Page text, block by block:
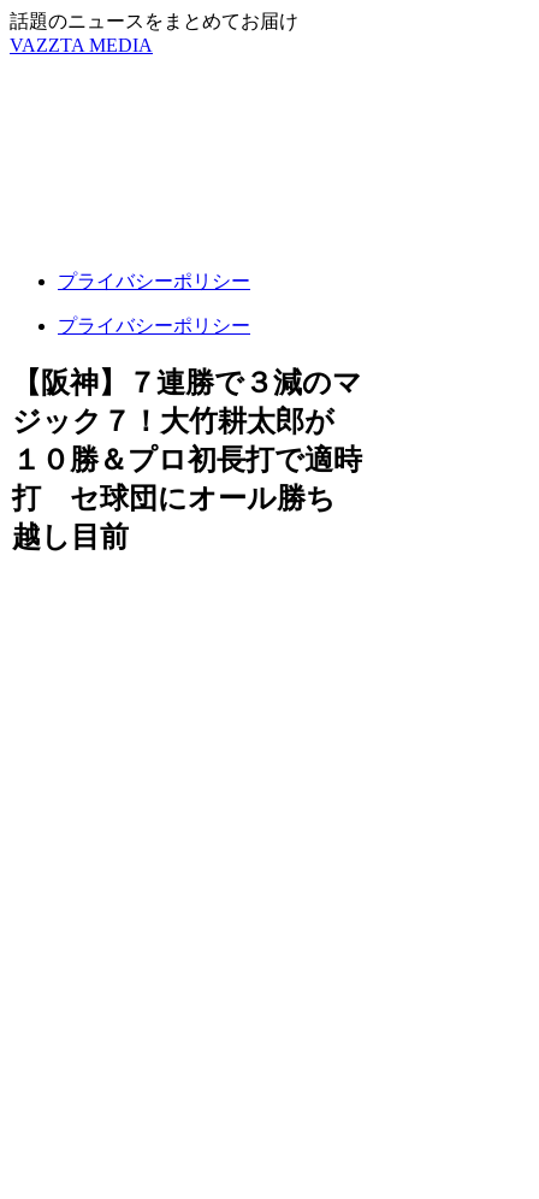
話題のニュースをまとめてお届け
VAZZTA MEDIA
プライバシーポリシー
プライバシーポリシー
【阪神】７連勝で３減のマ
ジック７！大竹耕太郎が
１０勝＆プロ初長打で適時
打 セ球団にオール勝ち
越し目前